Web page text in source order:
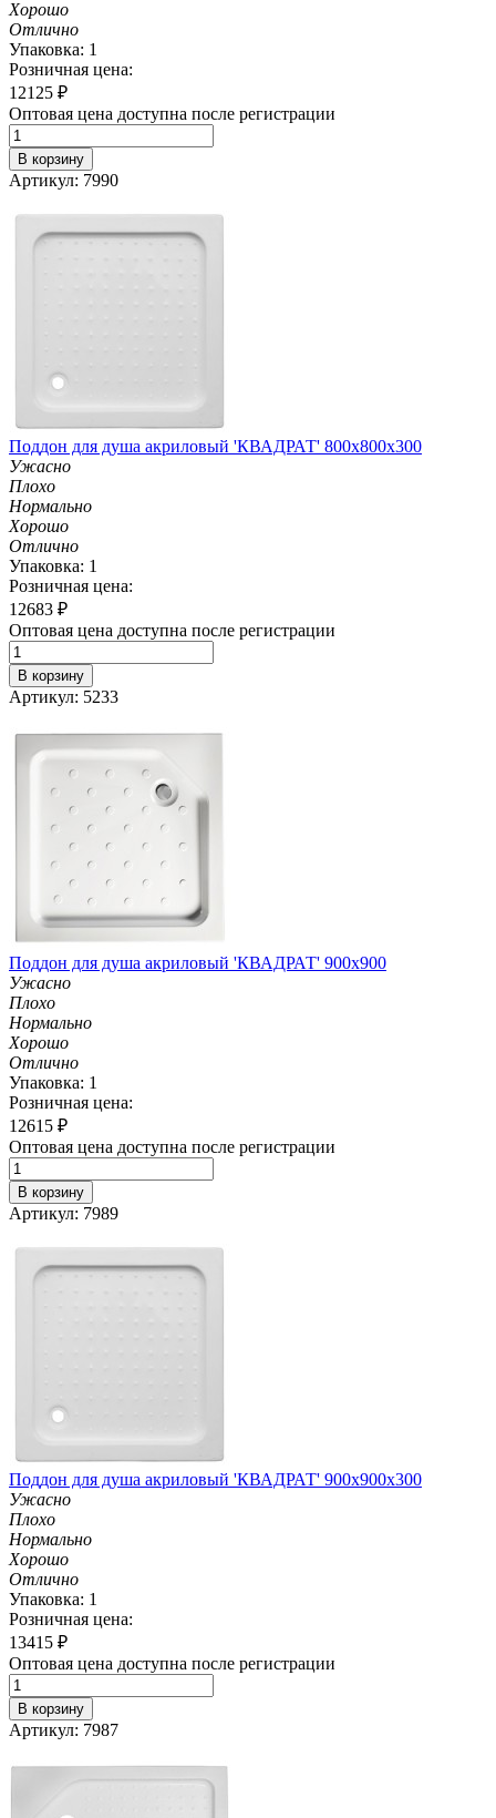
Хорошо
Отлично
Упаковка: 1
Розничная цена:
12125 ₽
Оптовая цена доступна после регистрации
В корзину
Артикул: 7990
Поддон для душа акриловый 'КВАДРАТ' 800х800х300
Ужасно
Плохо
Нормально
Хорошо
Отлично
Упаковка: 1
Розничная цена:
12683 ₽
Оптовая цена доступна после регистрации
В корзину
Артикул: 5233
Поддон для душа акриловый 'КВАДРАТ' 900х900
Ужасно
Плохо
Нормально
Хорошо
Отлично
Упаковка: 1
Розничная цена:
12615 ₽
Оптовая цена доступна после регистрации
В корзину
Артикул: 7989
Поддон для душа акриловый 'КВАДРАТ' 900х900х300
Ужасно
Плохо
Нормально
Хорошо
Отлично
Упаковка: 1
Розничная цена:
13415 ₽
Оптовая цена доступна после регистрации
В корзину
Артикул: 7987